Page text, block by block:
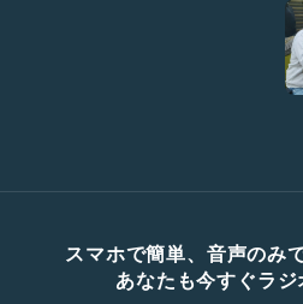
スマホで簡単、音声のみ
あなたも今すぐラジ